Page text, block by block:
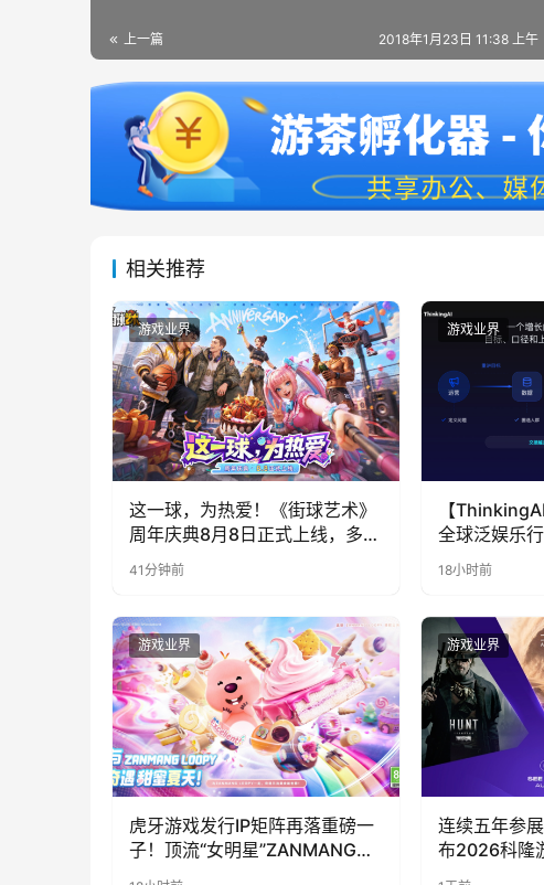
上一篇 2018年1月23日 11:38 上午
相关推荐
游戏业界
这一球，为热爱！《街球艺术》
周年庆典8月8日正式上线，多重
福利与全新内容同步开启
41分钟前
游戏业界
【
全球泛娱乐
代，人到底
18小时前
游戏业界
虎牙游戏发行IP矩阵再落重磅一
子！顶流“女明星”ZANMANG
游戏业界
连续五年参
布2026科隆